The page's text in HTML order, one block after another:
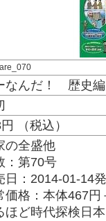
なんだ！ 歴史
（税込）
の全盛他
：第70号
日：2014-01-14
価格：本体467円
ほど時代探検日本